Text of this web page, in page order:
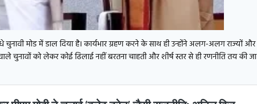
चुनावी मोड में डाल दिया है। कार्यभार ग्रहण करने के साथ ही उन्होंने अलग-अलग राज्यों और
को लेकर कोई ढिलाई नहीं बरतना चाहती और शीर्ष स्तर से ही रणनीति तय की जा